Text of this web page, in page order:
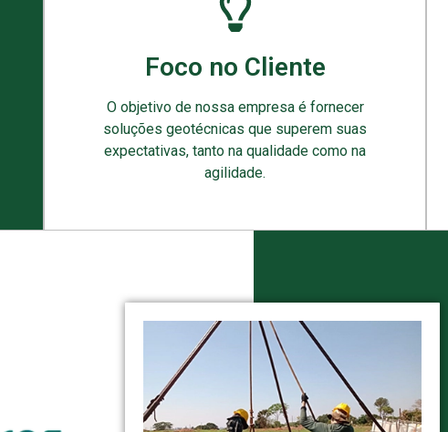
Foco no Cliente
O objetivo de nossa empresa é fornecer
soluções geotécnicas que superem suas
expectativas, tanto na qualidade como na
agilidade.